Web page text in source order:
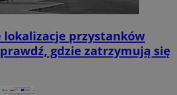
lokalizacje przystanków
gdzie zatrzymują się